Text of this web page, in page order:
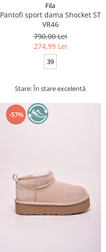
Fila
Pantofi sport dama Shocket ST
VR46
790,00 Lei
274,99 Lei
39
Stare: În stare excelentă
-57%